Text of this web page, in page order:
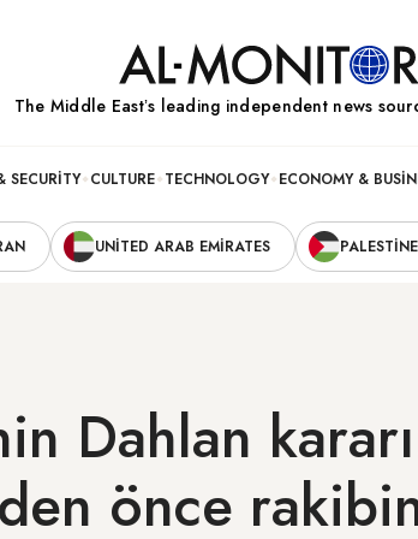
The Middle Eastʼs leading independent news
SECURITY CULTURE TECHNOLOGY ECONOMY &
UNITED ARAB EMIRATES PALESTINE
Dahlan
önce